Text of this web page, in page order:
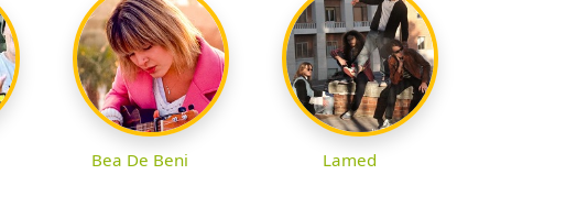
Bea De Beni Lamed